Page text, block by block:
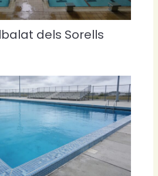
dels Sorells